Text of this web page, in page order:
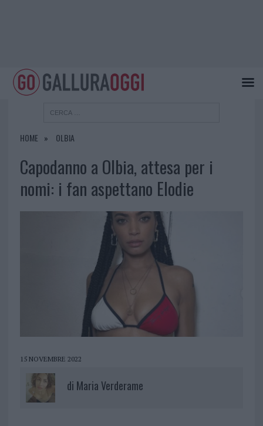
HOME OLBIA
Capodanno a Olbia, attesa per i
nomi: i fan aspettano Elodie
15 NOVEMBRE 2022
di Maria Verderame